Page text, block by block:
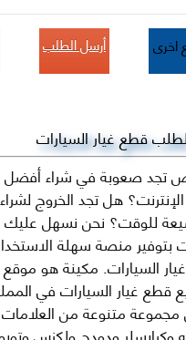
أرسل الطلب
قطع غيار السيارات
صعوبة في شراء أفضل
هل تجد الخروج
للوقت؟ نحن نسهل عليك
بتوفير منصة سهلة
السيارات. مكينة هو
قطع غيار السيارات في
متنوعة من العلامات